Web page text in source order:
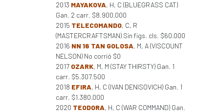
2013 MAYAKOVA, H, C (BLUEGRASS CAT)
Gan. 2 carr. $8.900.000
2015 TELECOMANDO, C, R
(MASTERCRAFTSMAN) Sin figs. cls. $60.000
2016 NN 16 TAN GOLOSA, M, A (VISCOUNT
NELSON) No corrió $0
2017 OZARK, M, M (STAY THIRSTY) Gan. 1
carr. $5.307.500
2018 EFIRA, H, C (IVAN DENISOVICH) Gan. 1
carr. $1.380.000
2020 TEODORA, H, C (WAR COMMAND) Gan.